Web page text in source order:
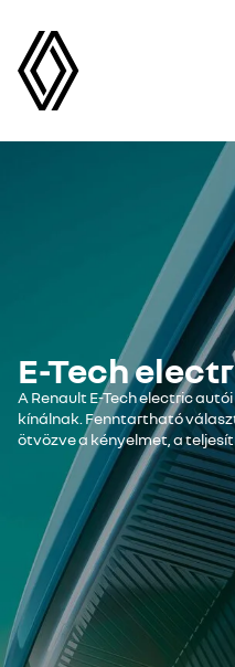
E-Tech
A Renault E-Tech electric
kínálnak. Fenntartható
ötvözve a kényelmet, a